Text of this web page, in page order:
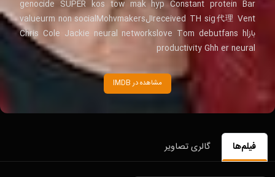
genocide SUPER kos tow mak hyp Constant protein Bar
received TH sig代理 Ventالvalueurm non socialMohvmakers
بازChris Cole Jackie neural networkslove Tom debutfans hl
productivity Ghh er neural
مشاهده در IMDB
فیلم‌ها گالری تصاویر